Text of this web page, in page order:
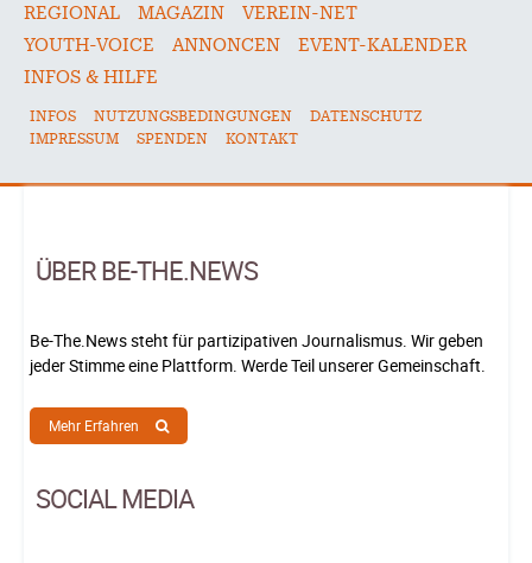
REGIONAL MAGAZIN
VEREIN-NET
YOUTH-VOICE
ANNONCEN
EVENT-KALENDER
INFOS & HILFE
INFOS NUTZUNGSBEDINGUNGEN
DATENSCHUTZ
IMPRESSUM
SPENDEN KONTAKT
ÜBER BE-THE.NEWS
Be-The.News steht für partizipativen Journalismus. Wir geben
jeder Stimme eine Plattform. Werde Teil unserer Gemeinschaft.
Mehr Erfahren
SOCIAL MEDIA